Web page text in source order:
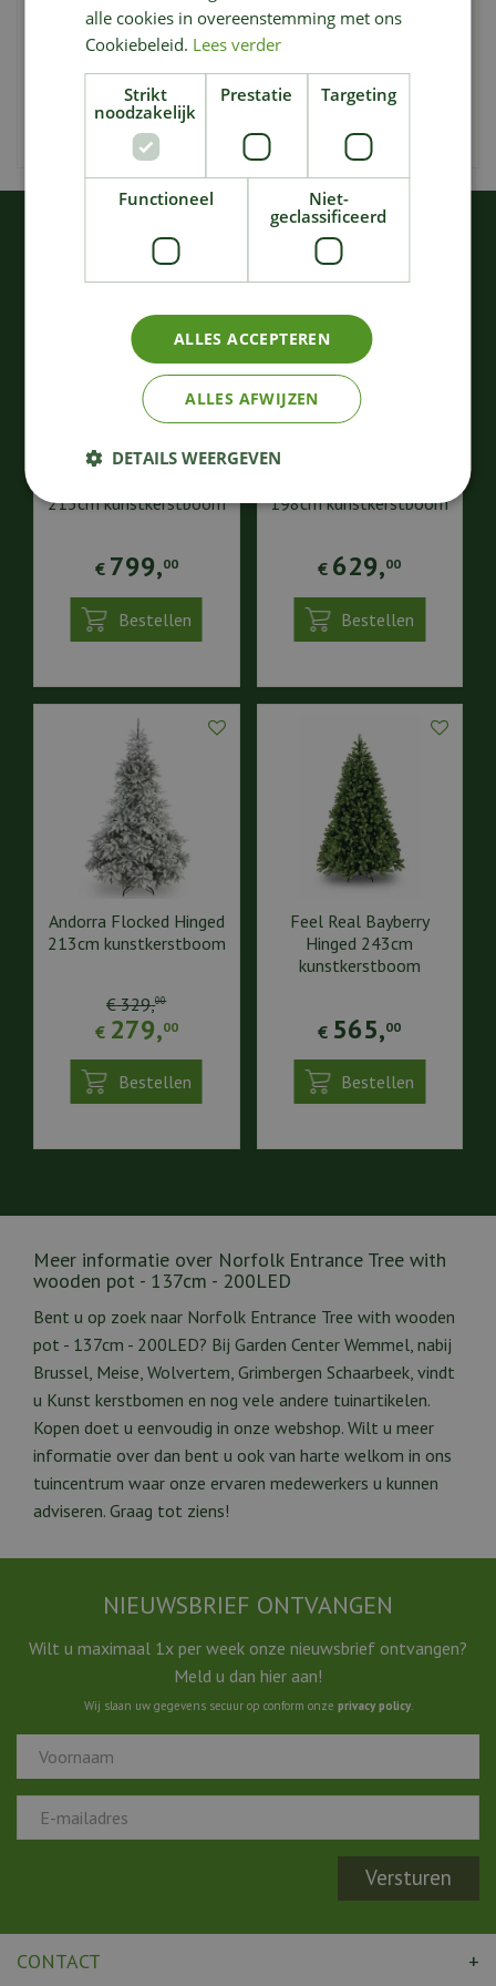
stijlvolle pot, is deze boom direct klaar om je interieur te
verlichten met feestelijke magie!
KIJK OOK EENS NAAR:
213cm kunstkerstboom
€ 799,00
Bestellen
198cm kunstkerstboom
€ 629,00
Bestellen
Andorra Flocked Hinged
213cm kunstkerstboom
€ 329,00
€ 279,00
Bestellen
Feel Real Bayberry
Hinged 243cm
kunstkerstboom
€ 565,00
Bestellen
Meer informatie over Norfolk Entrance Tree with
wooden pot - 137cm - 200LED
Bent u op zoek naar Norfolk Entrance Tree with wooden
pot - 137cm - 200LED? Bij Garden Center Wemmel, nabij
Brussel, Meise, Wolvertem, Grimbergen Schaarbeek, vindt
u Kunst kerstbomen en nog vele andere tuinartikelen.
Kopen doet u eenvoudig in onze webshop. Wilt u meer
informatie over dan bent u ook van harte welkom in ons
tuincentrum waar onze ervaren medewerkers u kunnen
adviseren. Graag tot ziens!
NIEUWSBRIEF ONTVANGEN
Wilt u maximaal 1x per week onze nieuwsbrief ontvangen?
Meld u dan hier aan!
Wij slaan uw gegevens secuur op conform onze privacy policy.
CONTACT
alle cookies in overeenstemming met ons
Cookiebeleid. Lees verder
Strikt
noodzakelijk
Prestatie Targeting
Functioneel
Niet-
geclassificeerd
ALLES ACCEPTEREN
ALLES AFWIJZEN
DETAILS WEERGEVEN